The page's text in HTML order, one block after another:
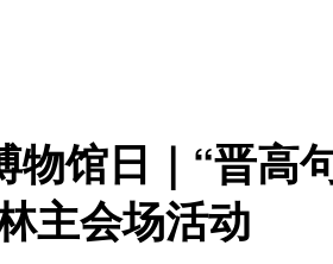
物馆日｜“晋高
主会场活动